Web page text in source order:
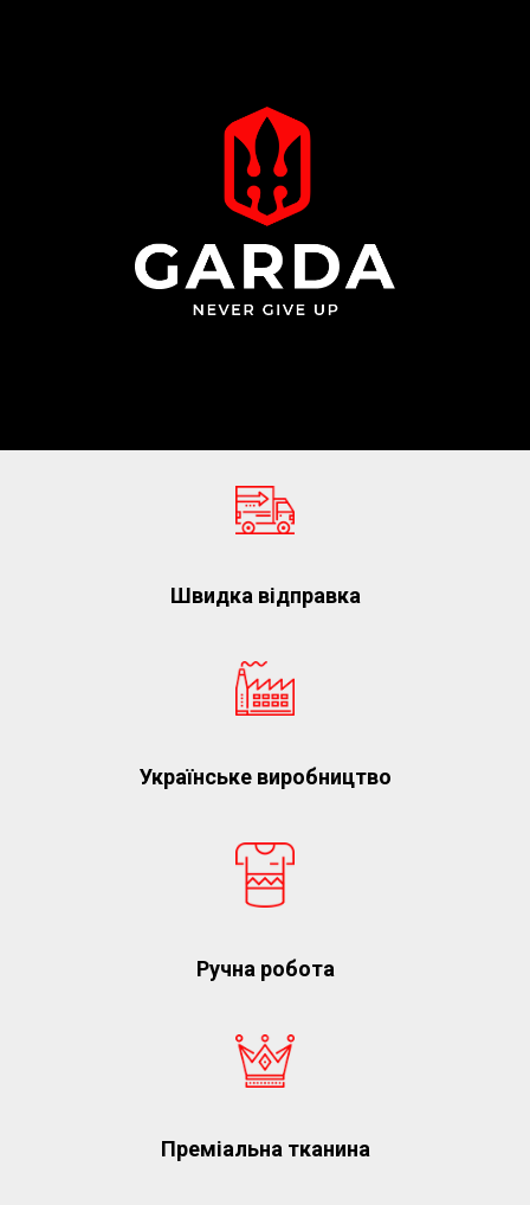
Швидка відправка
Українське виробництво
Ручна робота
Преміальна тканина